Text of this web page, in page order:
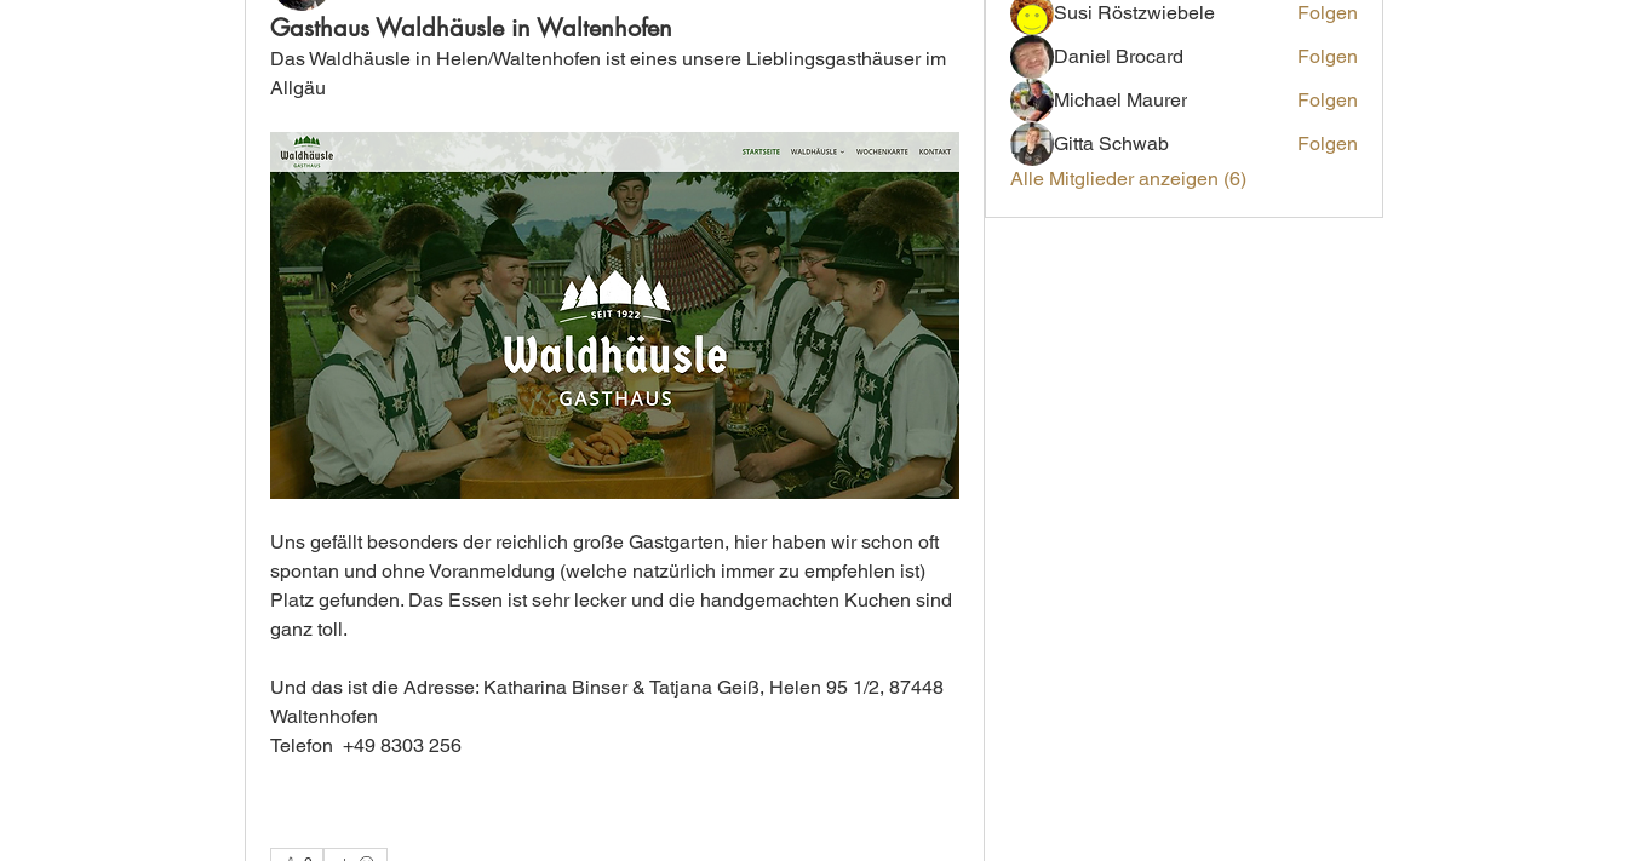
Gasthaus Waldhäusle in Waltenhofen
Das Waldhäusle in Helen/Waltenhofen ist eines unsere Lieblingsgasthäuser im
Allgäu
Uns gefällt besonders der reichlich große Gastgarten, hier haben wir schon oft
spontan und ohne Voranmeldung (welche natzürlich immer zu empfehlen ist)
Platz gefunden. Das Essen ist sehr lecker und die handgemachten Kuchen sind
ganz toll.
Und das ist die Adresse: Katharina Binser & Tatjana Geiß, Helen 95 1/2, 87448
Waltenhofen
Telefon  +49 8303 256
Susi Röstzwiebele
Folgen
Daniel Brocard
Folgen
Michael Maurer
Folgen
Gitta Schwab
Folgen
Alle Mitglieder anzeigen (6)